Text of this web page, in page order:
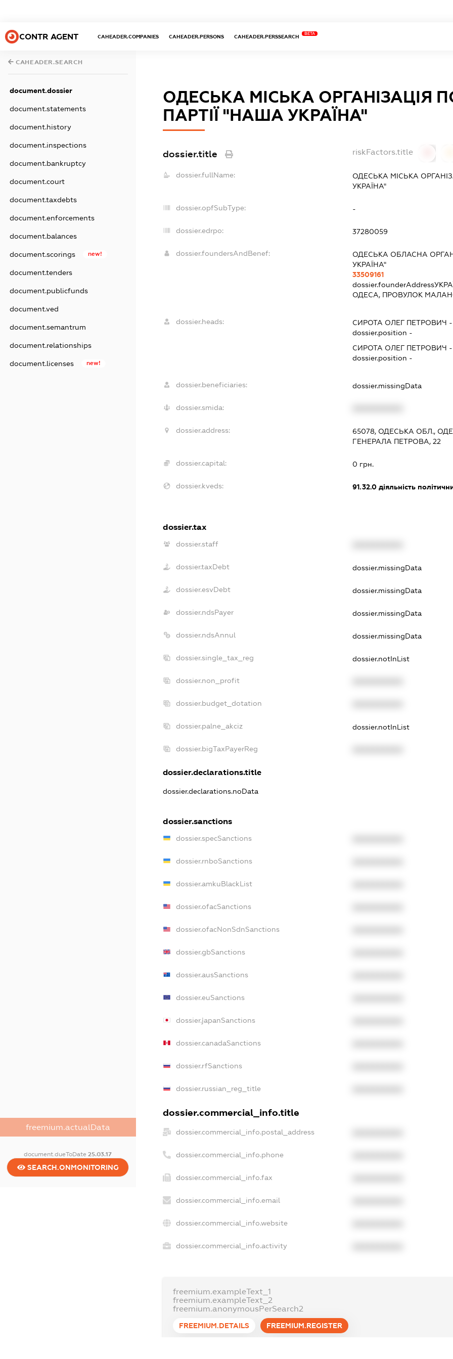
CONTR AGENT CAHEADER.COMPANIES CAHEADER.PERSONS CAHEADER.PERSSEARCH
BETA
CAHEADER.SEARCH
document.dossier
document.statements
document.history
document.inspections
document.bankruptcy
document.court
document.taxdebts
document.enforcements
document.balances
document.scorings new!
document.tenders
document.publicfunds
document.ved
document.semantrum
document.relationships
document.licenses new!
freemium.actualData
document.dueToDate25.03.17
SEARCH.ONMONITORING
ОДЕСЬКА МІСЬКА ОРГАНІЗАЦІЯ
ПАРТІЇ "НАША УКРАЇНА"
dossier.title riskFactors.title
dossier.fullName:
ОДЕСЬКА МІСЬКА
УКРАЇНА"
dossier.opfSubType: -
dossier.edrpo: 37280059
dossier.foundersAndBenef:
ОДЕСЬКА ОБЛАСНА
УКРАЇНА"
33509161
dossier.founderAddress
ОДЕСА, ПРОВУЛОК
dossier.heads: СИРОТА ОЛЕГ ПЕТРОВИЧ -
dossier.position -
СИРОТА ОЛЕГ ПЕТРОВИЧ -
dossier.position -
dossier.beneficiaries: dossier.missingData
dossier.smida:
dossier.address:
65078, ОДЕСЬКА ОБЛ.,
ГЕНЕРАЛА ПЕТРОВА, 22
dossier.capital: 0 грн.
dossier.kveds: 91.32.0 діяльність
dossier.tax
dossier.staff
dossier.taxDebt dossier.missingData
dossier.esvDebt dossier.missingData
dossier.ndsPayer dossier.missingData
dossier.ndsAnnul dossier.missingData
dossier.single_tax_reg dossier.notInList
dossier.non_profit
dossier.budget_dotation
dossier.palne_akciz dossier.notInList
dossier.bigTaxPayerReg
dossier.declarations.title
dossier.declarations.noData
dossier.sanctions
dossier.specSanctions
dossier.rnboSanctions
dossier.amkuBlackList
dossier.ofacSanctions
dossier.ofacNonSdnSanctions
dossier.gbSanctions
dossier.ausSanctions
dossier.euSanctions
dossier.japanSanctions
dossier.canadaSanctions
dossier.rfSanctions
dossier.russian_reg_title
dossier.commercial_info.title
dossier.commercial_info.postal_address
dossier.commercial_info.phone
dossier.commercial_info.fax
dossier.commercial_info.email
dossier.commercial_info.website
dossier.commercial_info.activity
freemium.exampleText_1
freemium.exampleText_2
freemium.anonymousPerSearch2
FREEMIUM.DETAILS FREEMIUM.REGISTER